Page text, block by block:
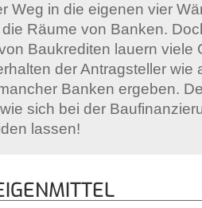
Weg in die eigenen vier
Räume von Banken.
Baukrediten lauern viele
der Antragsteller wie
Banken ergeben.
sich bei der
lassen!